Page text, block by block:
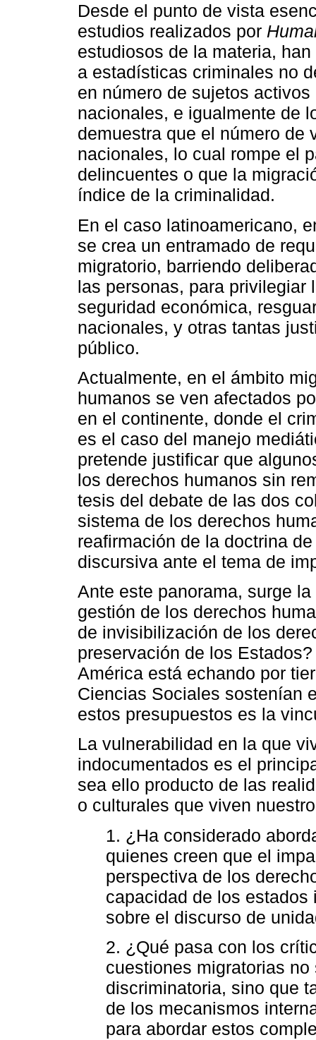
Desde el punto de vista
estudios realizados por
estudiosos de la materia,
a estadísticas criminales no
en número de sujetos
nacionales, e igualmente de
demuestra que el número de
nacionales, lo cual rompe el
delincuentes o que la
índice de la criminalidad.
En el caso latinoamericano,
se crea un entramado de
migratorio, barriendo
las personas, para privilegiar
seguridad económica,
nacionales, y otras tantas
público.
Actualmente, en el ámbito
humanos se ven afectados
en el continente, donde el
es el caso del manejo
pretende justificar que
los derechos humanos sin
tesis del debate de las dos
sistema de los derechos
reafirmación de la doctrina
discursiva ante el tema de
Ante este panorama, surge
gestión de los derechos
de invisibilización de los
preservación de los
América está echando por
Ciencias Sociales sostenían
estos presupuestos es la
La vulnerabilidad en la que
indocumentados es el
sea ello producto de las
o culturales que viven
1. ¿Ha considerado
quienes creen que el
perspectiva de los
capacidad de los
sobre el discurso de
2. ¿Qué pasa con los
cuestiones migratorias
discriminatoria, sino que
de los mecanismos
para abordar estos